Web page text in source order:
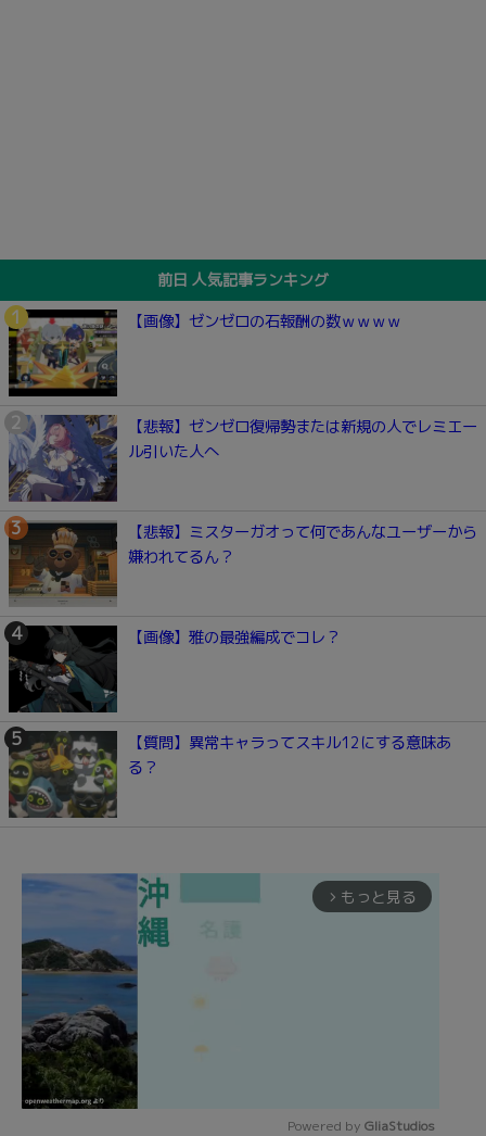
前日 人気記事ランキング
【画像】ゼンゼロの石報酬の数ｗｗｗｗ
【悲報】ゼンゼロ復帰勢または新規の人でレミエー
ル引いた人へ
【悲報】ミスターガオって何であんなユーザーから
嫌われてるん？
【画像】雅の最強編成でコレ？
【質問】異常キャラってスキル12にする意味あ
る？
arrow_forward_ios もっと見る
Powered by GliaStudios